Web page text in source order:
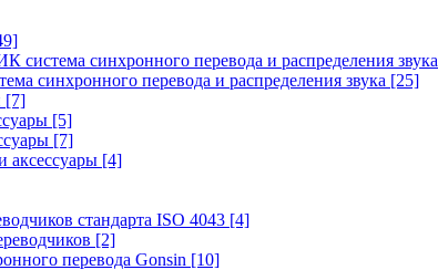
система синхронного перевода и распределения звука
синхронного перевода и распределения звука [25]
[7]
[5]
[7]
аксессуары [4]
стандарта ISO 4043 [4]
[2]
перевода Gonsin [10]